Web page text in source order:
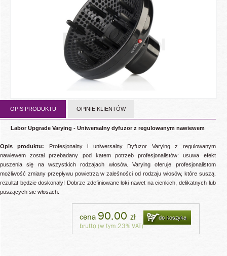
OPIS PRODUKTU OPINIE KLIENTÓW
Labor Upgrade Varying - Uniwersalny dyfuzor z regulowanym nawiewem
Opis produktu:
Profesjonalny i uniwersalny Dyfuzor Varying z regulowanym
nawiewem został przebadany pod katem potrzeb profesjonalistów: usuwa efekt
puszenia się na wszystkich rodzajach włosów. Varying oferuje profesjonalistom
możliwość zmiany przepływu powietrza w zaleśności od rodzaju włosów, które suszą.
rezultat będzie doskonały! Dobrze zdefiniowane loki nawet na cienkich, delikatnych lub
puszących sie włosach.
cena 90.00 zł
brutto (w tym 23% VAT)
do koszyka